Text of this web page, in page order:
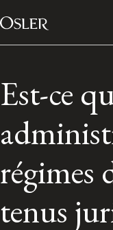
Passer au contenu
Main
Est-ce
régimes
tenus